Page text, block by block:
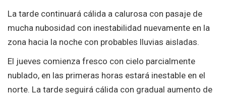
La tarde continuará cálida a calurosa con pasaje de
mucha nubosidad con inestabilidad nuevamente en la
zona hacia la noche con probables lluvias aisladas.
El jueves comienza fresco con cielo parcialmente
nublado, en las primeras horas estará inestable en el
norte. La tarde seguirá cálida con gradual aumento de